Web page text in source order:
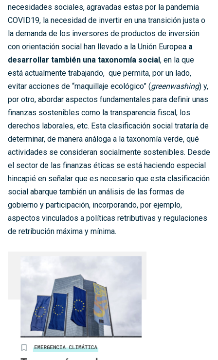
necesidades sociales, agravadas estas por la pandemia
COVID19, la necesidad de invertir en una transición justa o
la demanda de los inversores de productos de inversión
con orientación social han llevado a la Unión Europea a
desarrollar también una taxonomía social , en la que
está actualmente trabajando, que permita, por un lado,
evitar acciones de “maquillaje ecológico” (greenwashing) y,
por otro, abordar aspectos fundamentales para definir unas
finanzas sostenibles como la transparencia fiscal, los
derechos laborales, etc. Esta clasificación social trataría de
determinar, de manera análoga a la taxonomía verde, qué
actividades se consideran socialmente sostenibles. Desde
el sector de las finanzas éticas se está haciendo especial
hincapié en señalar que es necesario que esta clasificación
social abarque también un análisis de las formas de
gobierno y participación, incorporando, por ejemplo,
aspectos vinculados a políticas retributivas y regulaciones
de retribución máxima y mínima.